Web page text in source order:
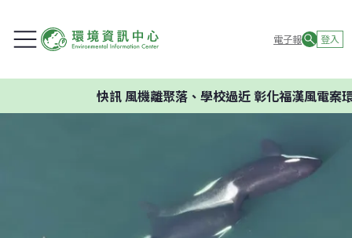
電子報 登入
風機離聚落、學校過近 彰化福漢風電案環委建